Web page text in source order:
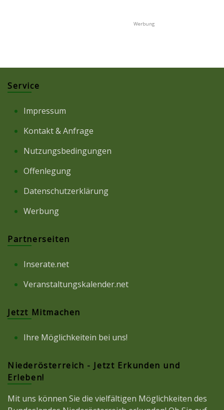
Service
Impressum
Kontakt & Anfrage
Nutzungsbedingungen
Offenlegung
Datenschutzerklärung
Werbung
Partnerseiten
Inserate.net
Veranstaltungskalender.net
Jetzt Mitmachen
Ihre Möglichkeitein bei uns!
Niederösterreich - Jetzt Erkunden und
Erleben!
Mit uns können Sie die vielfältigen Möglichkeiten des